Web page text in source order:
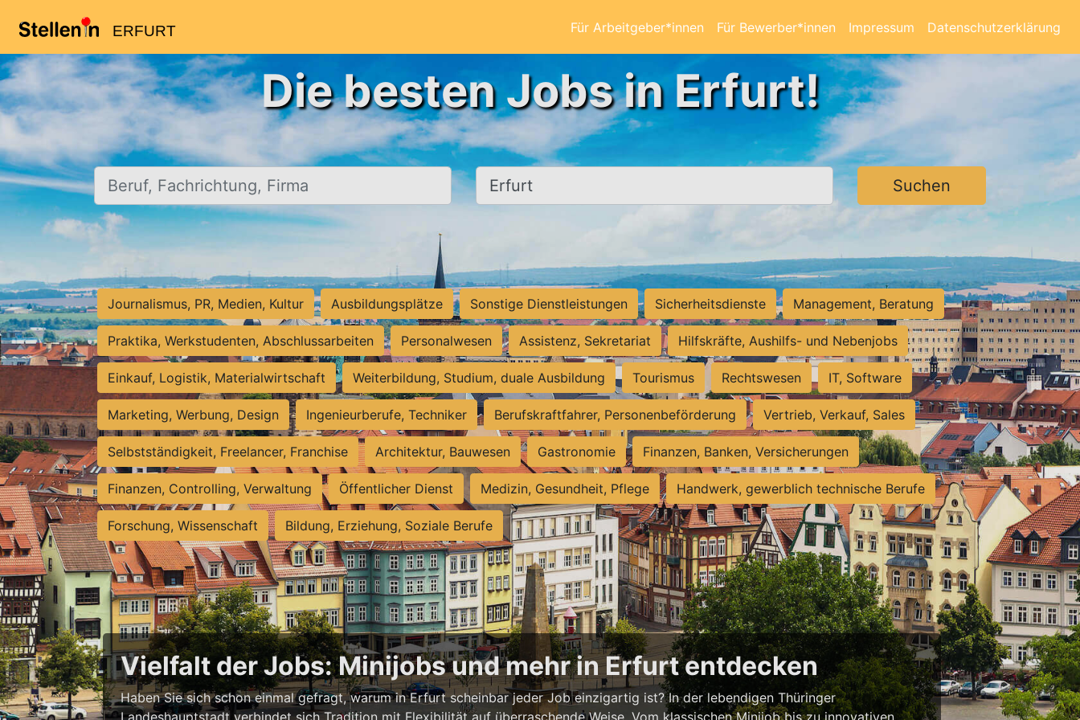
ERFURT Für Arbeitgeber*innen Für Bewerber*innen Impressum Datenschutzerklärung
Die besten Jobs in Erfurt!
Beruf, Fachrichtung, Firma Ort, Stadt Suchen
Journalismus, PR, Medien, Kultur Ausbildungsplätze Sonstige Dienstleistungen Sicherheitsdienste Management, Beratung
Praktika, Werkstudenten, Abschlussarbeiten Personalwesen Assistenz, Sekretariat Hilfskräfte, Aushilfs- und Nebenjobs
Einkauf, Logistik, Materialwirtschaft Weiterbildung, Studium, duale Ausbildung Tourismus Rechtswesen IT, Software
Marketing, Werbung, Design Ingenieurberufe, Techniker Berufskraftfahrer, Personenbeförderung Vertrieb, Verkauf, Sales
Selbstständigkeit, Freelancer, Franchise Architektur, Bauwesen Gastronomie Finanzen, Banken, Versicherungen
Finanzen, Controlling, Verwaltung Öffentlicher Dienst Medizin, Gesundheit, Pflege Handwerk, gewerblich technische Berufe
Forschung, Wissenschaft Bildung, Erziehung, Soziale Berufe
Vielfalt der Jobs: Minijobs und mehr in Erfurt entdecken
Haben Sie sich schon einmal gefragt, warum in Erfurt scheinbar jeder Job einzigartig ist? In der lebendigen Thüringer